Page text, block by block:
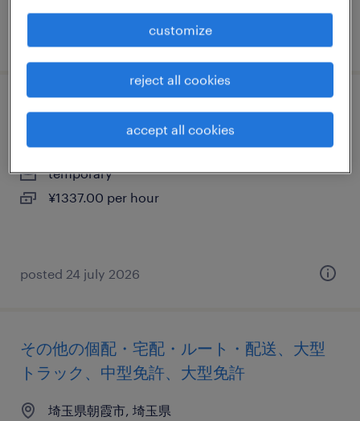
仕分け・ピッキング・梱包・検品
埼玉県朝霞市, 埼玉県
temporary
¥1337.00 per hour
posted 24 july 2026
その他の個配・宅配・ルート・配送、大型
トラック、中型免許、大型免許
埼玉県朝霞市, 埼玉県
customize
reject all cookies
accept all cookies